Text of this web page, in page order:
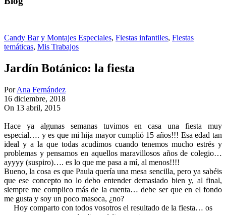
Candy Bar y Montajes Especiales, Fiestas infantiles, Fiestas
temáticas, Mis Trabajos
Jardín Botánico: la fiesta
Por Ana Fernández
16 diciembre, 2018
On 13 abril, 2015
Hace ya algunas semanas tuvimos en casa una fiesta muy
especial…. y es que mi hija mayor cumplió 15 años!!! Esa edad tan
ideal y a la que todas acudimos cuando tenemos mucho estrés y
problemas y pensamos en aquellos maravillosos años de colegio…
ayyyy (suspiro)…. es lo que me pasa a mí, al menos!!!!
Bueno, la cosa es que Paula quería una mesa sencilla, pero ya sabéis
que ese concepto no lo debo entender demasiado bien y, al final,
siempre me complico más de la cuenta… debe ser que en el fondo
me gusta y soy un poco masoca, ¿no?
Hoy comparto con todos vosotros el resultado de la fiesta… os